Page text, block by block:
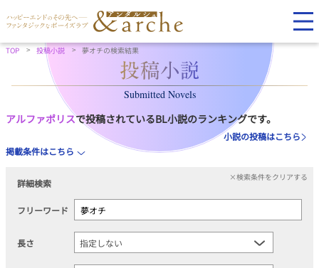
TOP 投稿小説 夢オチの検索結果
Submitted Novels
アルファポリスで投稿されているBL小説のランキングです。
小説の投稿はこちら
掲載条件はこちら
詳細検索
×検索条件をクリアする
フリーワード
長さ